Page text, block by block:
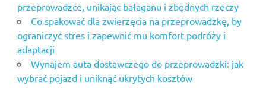
przeprowadzce, unikając bałaganu i zbędnych rzeczy
Co spakować dla zwierzęcia na przeprowadzkę, by
ograniczyć stres i zapewnić mu komfort podróży i
adaptacji
Wynajem auta dostawczego do przeprowadzki: jak
wybrać pojazd i uniknąć ukrytych kosztów